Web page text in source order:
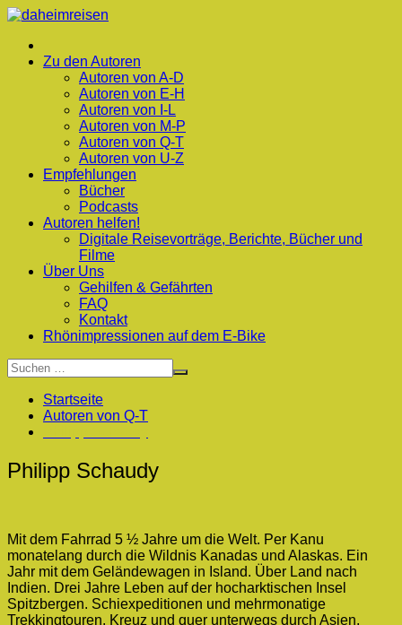
Zum
springen
Zu den Autoren
Autoren von A-D
Autoren von E-H
Autoren von I-L
Autoren von M-P
Autoren von Q-T
Autoren von U-Z
Empfehlungen
Bücher
Podcasts
Autoren helfen!
Digitale Reisevorträge, Berichte, Bücher und
Filme
Über Uns
Gehilfen & Gefährten
FAQ
Kontakt
Rhönimpressionen auf dem E-Bike
Startseite
Autoren von Q-T
Philipp Schaudy
Mit dem Fahrrad 5 ½ Jahre um die Welt. Per Kanu
monatelang durch die Wildnis Kanadas und Alaskas. Ein
Jahr mit dem Geländewagen in Island. Über Land nach
Indien. Drei Jahre Leben auf der hocharktischen Insel
Spitzbergen. Schiexpeditionen und mehrmonatige
Trekkingtouren. Kreuz und quer unterwegs durch Asien,